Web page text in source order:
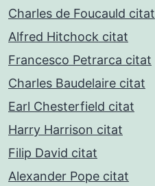
Charles de Foucauld citat
Alfred Hitchock citat
Francesco Petrarca citat
Charles Baudelaire citat
Earl Chesterfield citat
Harry Harrison citat
Filip David citat
Alexander Pope citat